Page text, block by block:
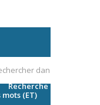
mots (ET)
Recherche avancée